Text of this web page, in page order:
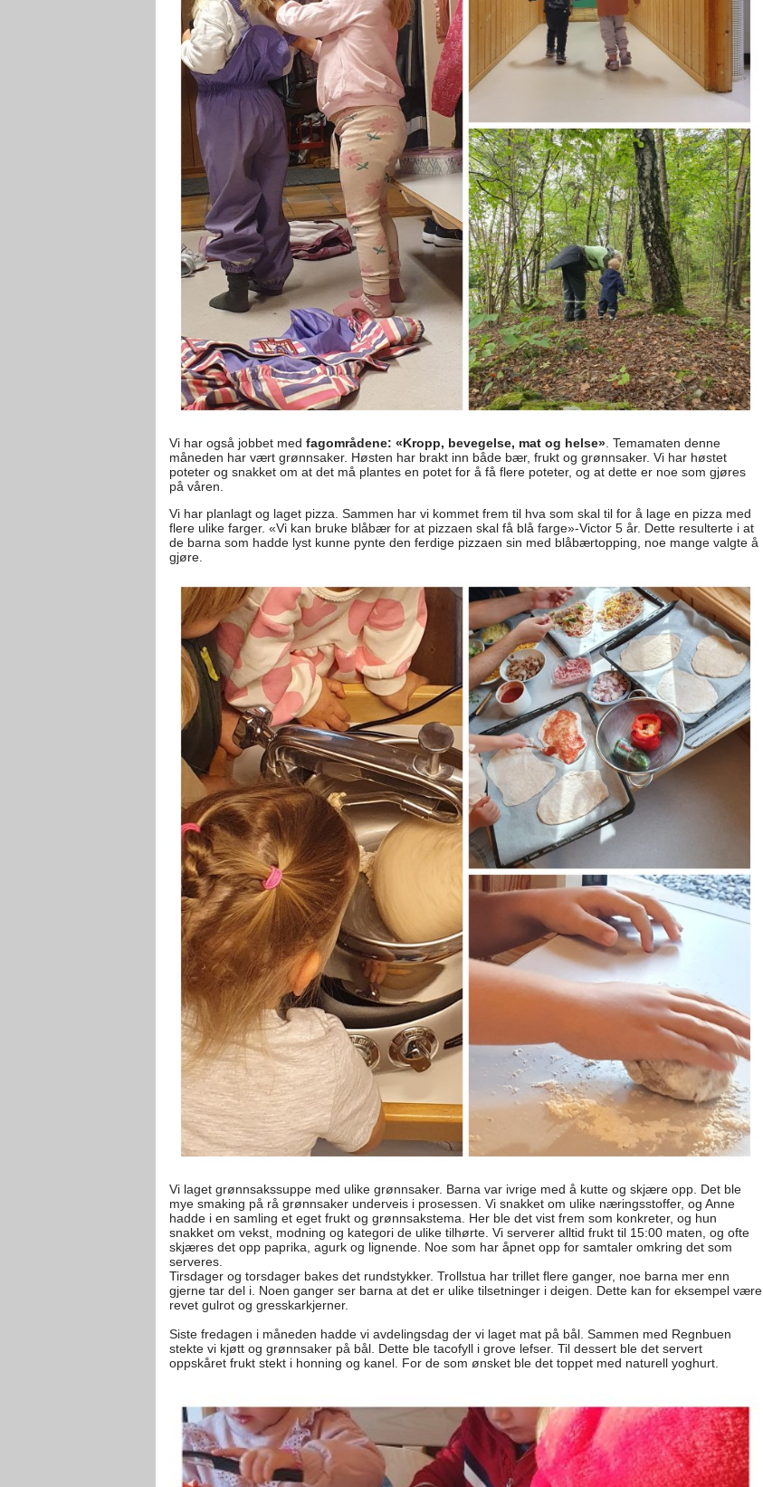
Vi har også jobbet med fagområdene: «Kropp, bevegelse, mat og helse». Temamaten denne
måneden har vært grønnsaker. Høsten har brakt inn både bær, frukt og grønnsaker. Vi har høstet
poteter og snakket om at det må plantes en potet for å få flere poteter, og at dette er noe som gjøres
på våren.
Vi har planlagt og laget pizza. Sammen har vi kommet frem til hva som skal til for å lage en pizza med
flere ulike farger. «Vi kan bruke blåbær for at pizzaen skal få blå farge»-Victor 5 år. Dette resulterte i at
de barna som hadde lyst kunne pynte den ferdige pizzaen sin med blåbærtopping, noe mange valgte å
gjøre.
Vi laget grønnsakssuppe med ulike grønnsaker. Barna var ivrige med å kutte og skjære opp. Det ble
mye smaking på rå grønnsaker underveis i prosessen. Vi snakket om ulike næringsstoffer, og Anne
hadde i en samling et eget frukt og grønnsakstema. Her ble det vist frem som konkreter, og hun
snakket om vekst, modning og kategori de ulike tilhørte. Vi serverer alltid frukt til 15:00 maten, og ofte
skjæres det opp paprika, agurk og lignende. Noe som har åpnet opp for samtaler omkring det som
serveres.
Tirsdager og torsdager bakes det rundstykker. Trollstua har trillet flere ganger, noe barna mer enn
gjerne tar del i. Noen ganger ser barna at det er ulike tilsetninger i deigen. Dette kan for eksempel være
revet gulrot og gresskarkjerner.
Siste fredagen i måneden hadde vi avdelingsdag der vi laget mat på bål. Sammen med Regnbuen
stekte vi kjøtt og grønnsaker på bål. Dette ble tacofyll i grove lefser. Til dessert ble det servert
oppskåret frukt stekt i honning og kanel. For de som ønsket ble det toppet med naturell yoghurt.